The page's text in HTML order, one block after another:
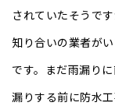
されていたそうで
知り合いの業者が
です。まだ雨漏り
漏りする前に防水